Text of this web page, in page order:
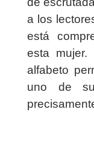
a los
está
esta mujer.
alfabeto
uno de